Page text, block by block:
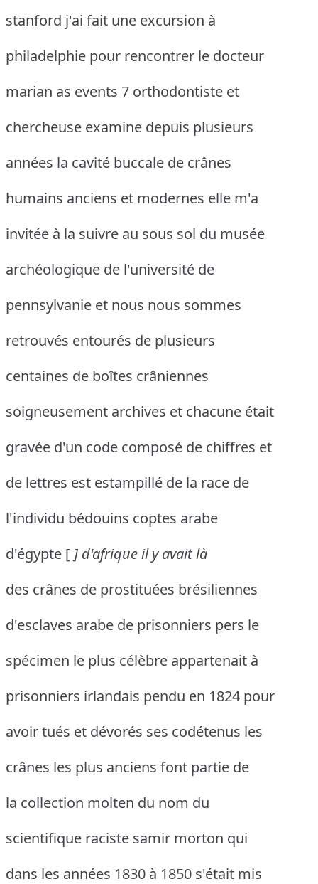
stanford j'ai fait une excursion à
philadelphie pour rencontrer le docteur
marian as events 7 orthodontiste et
chercheuse examine depuis plusieurs
années la cavité buccale de crânes
humains anciens et modernes elle m'a
invitée à la suivre au sous sol du musée
archéologique de l'université de
pennsylvanie et nous nous sommes
retrouvés entourés de plusieurs
centaines de boîtes crâniennes
soigneusement archives et chacune était
gravée d'un code composé de chiffres et
de lettres est estampillé de la race de
l'individu bédouins coptes arabe
d'égypte [ ] d'afrique il y avait là
des crânes de prostituées brésiliennes
d'esclaves arabe de prisonniers pers le
spécimen le plus célèbre appartenait à
prisonniers irlandais pendu en 1824 pour
avoir tués et dévorés ses codétenus les
crânes les plus anciens font partie de
la collection molten du nom du
scientifique raciste samir morton qui
dans les années 1830 à 1850 s'était mis